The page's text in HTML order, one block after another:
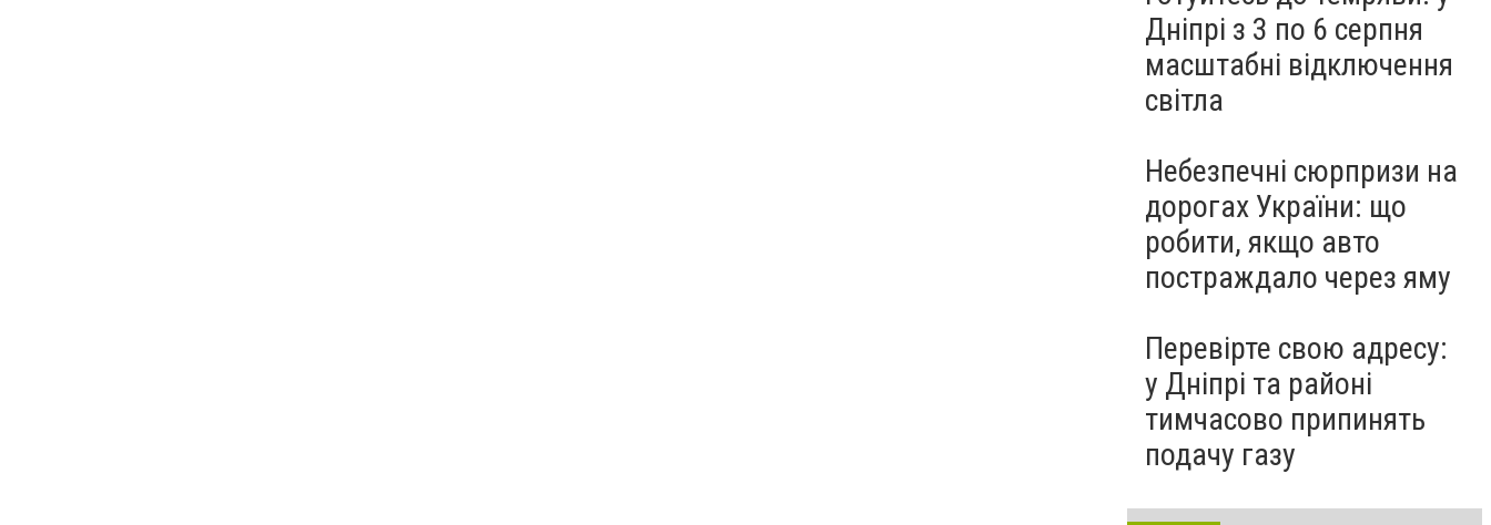
Дніпрі з 3 по 6 серпня
масштабні відключення
світла
Небезпечні сюрпризи на
дорогах України: що
робити, якщо авто
постраждало через яму
Перевірте свою адресу:
у Дніпрі та районі
тимчасово припинять
подачу газу